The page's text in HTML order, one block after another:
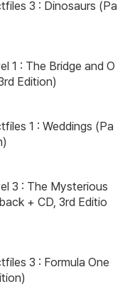
3 : Dinosaurs (Pa
1 : The Bridge and O
Edition)
1 : Weddings (Pa
3 : The Mysterious
+ CD, 3rd Editio
3 : Formula One